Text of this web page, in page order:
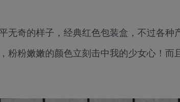
无奇的样子，经典红色包装盒，不过各种
粉粉嫩嫩的颜色立刻击中我的少女心！而